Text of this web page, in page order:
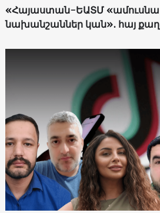
«Հայաստան-ԵԱՏՄ
նախանշաններ կան»․ հայ